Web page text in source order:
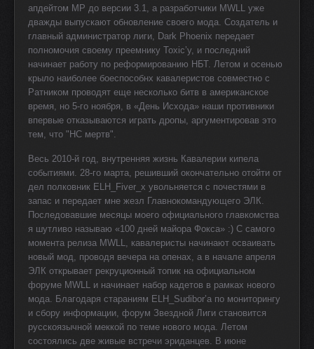
апдейтом MP до версии 3.1, а разработчики MWLL уже
дважды выпускают обновление своего мода. Создатель и
главный администратор лиги, Dark Phoenix передает
полномочия своему преемнику Toxic’у, и последний
начинает работу по реформированию НБТ. Летом и осенью
крыло наиболее боеспособнх кавалеристов совместно с
Ратником проводят еще несколько битв в американское
время, но 5-го ноября, в «День Исхода» наши противники
впервые отказываются играть дропы, аргументировав это
тем, что "HC мертв".
Весь 2010-й год, внутренняя жизнь Кавалерии кипела
событиями. 28-го марта, решивший окончательно отойти от
дел полковник ELH_Fiver_x увольняется с почестями в
запас и передает мне жезл Главнокомандующего ЭЛК.
Последовавшие месяцы моего официального главкомства
я шутливо называю «100 дней майора Фокса» :) С самого
момента релиза MWLL, кавалеристы начинают осваивать
новый мод, проводя вечера на опенах, а в начале апреля
ЭЛК открывает рекруционный топик на официальном
форуме MWLL и начинает набор кадетов в рамках нового
мода. Благодаря стараниям ELH_Sudibor’а по мониторингу
и сбору информации, форум Звездной Лиги становится
русскоязычной меккой по теме нового мода. Летом
состоялись две живые встречи эриданцев. В июне